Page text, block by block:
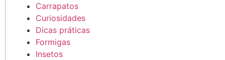
Carrapatos
Curiosidades
Dicas práticas
Formigas
Insetos